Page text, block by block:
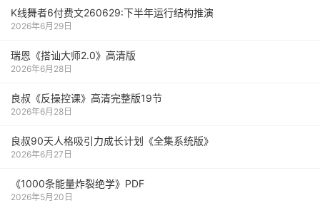
K线舞者6付费文260629:下半年运行结构推演
2026年6月29日
瑞恩《搭讪大师2.0》高清版
2026年6月28日
良叔《反操控课》高清完整版19节
2026年6月28日
良叔90天人格吸引力成长计划《全集系统版》
2026年6月27日
《1000‮能条‬‎量‮裂炸‬‎绝学》PDF
2026年5月20日